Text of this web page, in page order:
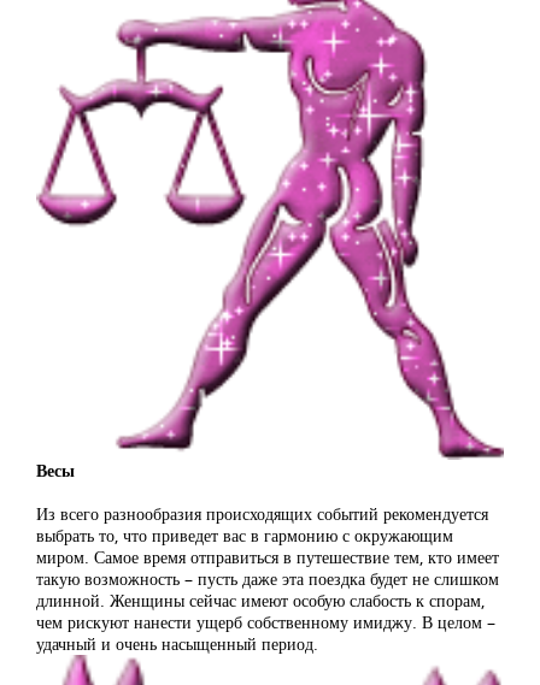
Весы
Из всего разнообразия происходящих событий рекомендуется
выбрать то, что приведет вас в гармонию с окружающим
миром. Самое время отправиться в путешествие тем, кто имеет
такую возможность – пусть даже эта поездка будет не слишком
длинной. Женщины сейчас имеют особую слабость к спорам,
чем рискуют нанести ущерб собственному имиджу. В целом –
удачный и очень насыщенный период.